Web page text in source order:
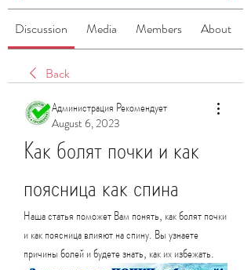
Discussion Media Members About
Back
Администрация Рекомендует
August 6, 2023
Как болят почки и как
поясница как спина
Наша статья поможет Вам понять, как болят почки
и как поясница влияют на спину. Вы узнаете
причины болей и будете знать, как их избежать.